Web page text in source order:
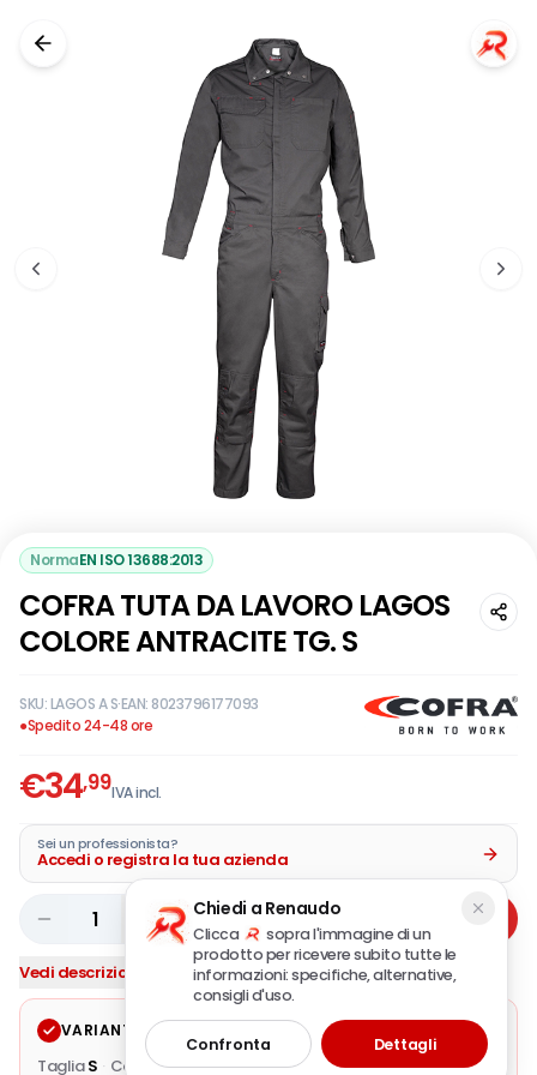
NormaEN ISO 13688:2013
COFRA TUTA DA LAVORO LAGOS
COLORE ANTRACITE TG. S
SKU:LAGOS A S·EAN: 8023796177093
●Spedito 24-48 ore
€34,99IVA incl.
Sei un professionista?
Accedi o registra la tua azienda
1 Aggiungi
Vedi descrizione completa
VARIANTE SELEZIONATA Modifica
Taglia S · Colore / Finituraantracite Composizione65%
Chiedi a Renaudo
Clicca
sopra l'immagine di un
prodotto per ricevere subito tutte le
informazioni: specifiche, alternative,
consigli d'uso.
Confronta Dettagli